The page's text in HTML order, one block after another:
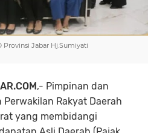
Jabar Hj.Sumiyati
,- Pimpinan dan
Rakyat Daerah
yang membidangi